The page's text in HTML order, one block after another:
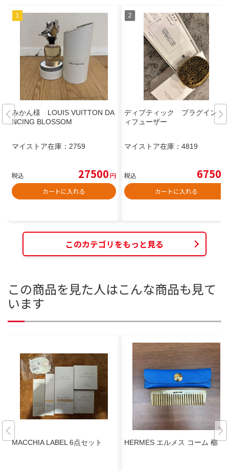
みかん様 LOUIS VUITTON DA
NCING BLOSSOM
マイストア在庫： 2759
税込 27500円
カートに入れる
ディプティック プラグイン デ
ィフューザー
マイストア在庫： 4819
税込 6750
カートに入れる
このカテゴリをもっと見る
この商品を見た人はこんな商品も見て
います
MACCHIA LABEL 6点セット HERMES エルメス コーム 櫛